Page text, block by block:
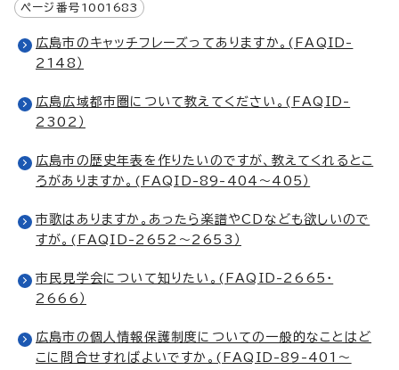
ページ番号 1001683
広島市のキャッチフレーズってありますか。(FAQID-
2148）
広島広域都市圏について教えてください。(FAQID-
2302）
広島市の歴史年表を作りたいのですが、教えてくれるとこ
ろがありますか。(FAQID-89-404～405）
市歌はありますか。あったら楽譜やCDなども欲しいので
すが。(FAQID-2652～2653）
市民見学会について知りたい。(FAQID-2665・
2666）
広島市の個人情報保護制度についての一般的なことはど
こに問合せすればよいですか。(FAQID-89-401～